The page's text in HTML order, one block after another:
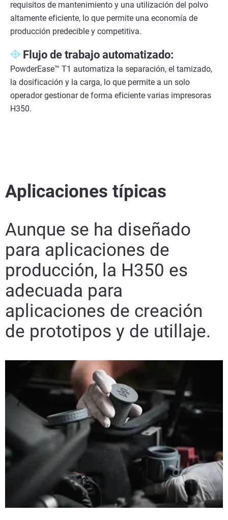
requisitos de mantenimiento y una utilización del polvo
altamente eficiente, lo que permite una economía de
producción predecible y competitiva.
Flujo de trabajo automatizado:
PowderEase™ T1 automatiza la separación, el tamizado,
la dosificación y la carga, lo que permite a un solo
operador gestionar de forma eficiente varias impresoras
H350.
Aplicaciones típicas
Aunque se ha diseñado
para aplicaciones de
producción, la H350 es
adecuada para
aplicaciones de creación
de prototipos y de utillaje.